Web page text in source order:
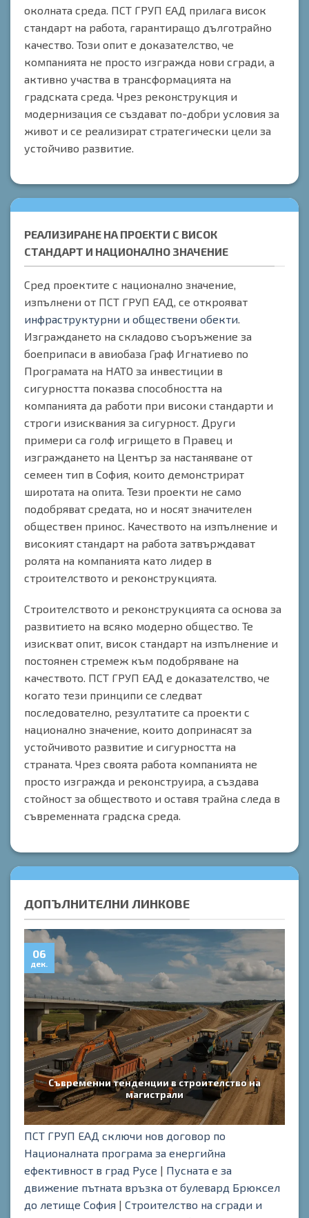
околната среда. ПСТ ГРУП ЕАД прилага висок
стандарт на работа, гарантиращо дълготрайно
качество. Този опит е доказателство, че
компанията не просто изгражда нови сгради, а
активно участва в трансформацията на
градската среда. Чрез реконструкция и
модернизация се създават по-добри условия за
живот и се реализират стратегически цели за
устойчиво развитие.
РЕАЛИЗИРАНЕ НА ПРОЕКТИ С ВИСОК
СТАНДАРТ И НАЦИОНАЛНО ЗНАЧЕНИЕ
Сред проектите с национално значение,
изпълнени от ПСТ ГРУП ЕАД, се открояват
инфраструктурни и обществени обекти
Изграждането на складово съоръжение за
боеприпаси в авиобаза Граф Игнатиево по
Програмата на НАТО за инвестиции в
сигурността показва способността на
компанията да работи при високи стандарти и
строги изисквания за сигурност. Други
примери са голф игрището в Правец и
изграждането на Център за настаняване от
семеен тип в София, които демонстрират
широтата на опита. Тези проекти не само
подобряват средата, но и носят значителен
обществен принос. Качеството на изпълнение и
високият стандарт на работа затвърждават
ролята на компанията като лидер в
строителството и реконструкцията.
Строителството и реконструкцията са основа за
развитието на всяко модерно общество. Те
изискват опит, висок стандарт на изпълнение и
постоянен стремеж към подобряване на
качеството. ПСТ ГРУП ЕАД е доказателство, че
когато тези принципи се следват
последователно, резултатите са проекти с
национално значение, които допринасят за
устойчивото развитие и сигурността на
страната. Чрез своята работа компанията не
просто изгражда и реконструира, а създава
стойност за обществото и оставя трайна следа в
съвременната градска среда.
ДОПЪЛНИТЕЛНИ ЛИНКОВЕ
Съвременни тенденции в строителство на
магистрали
06
дек.
ПСТ ГРУП ЕАД сключи нов договор по
Националната програма за енергийна
ефективност в град Русе | Пусната е за
движение пътната връзка от булевард Брюксел
до летище София| Строителство на сгради и